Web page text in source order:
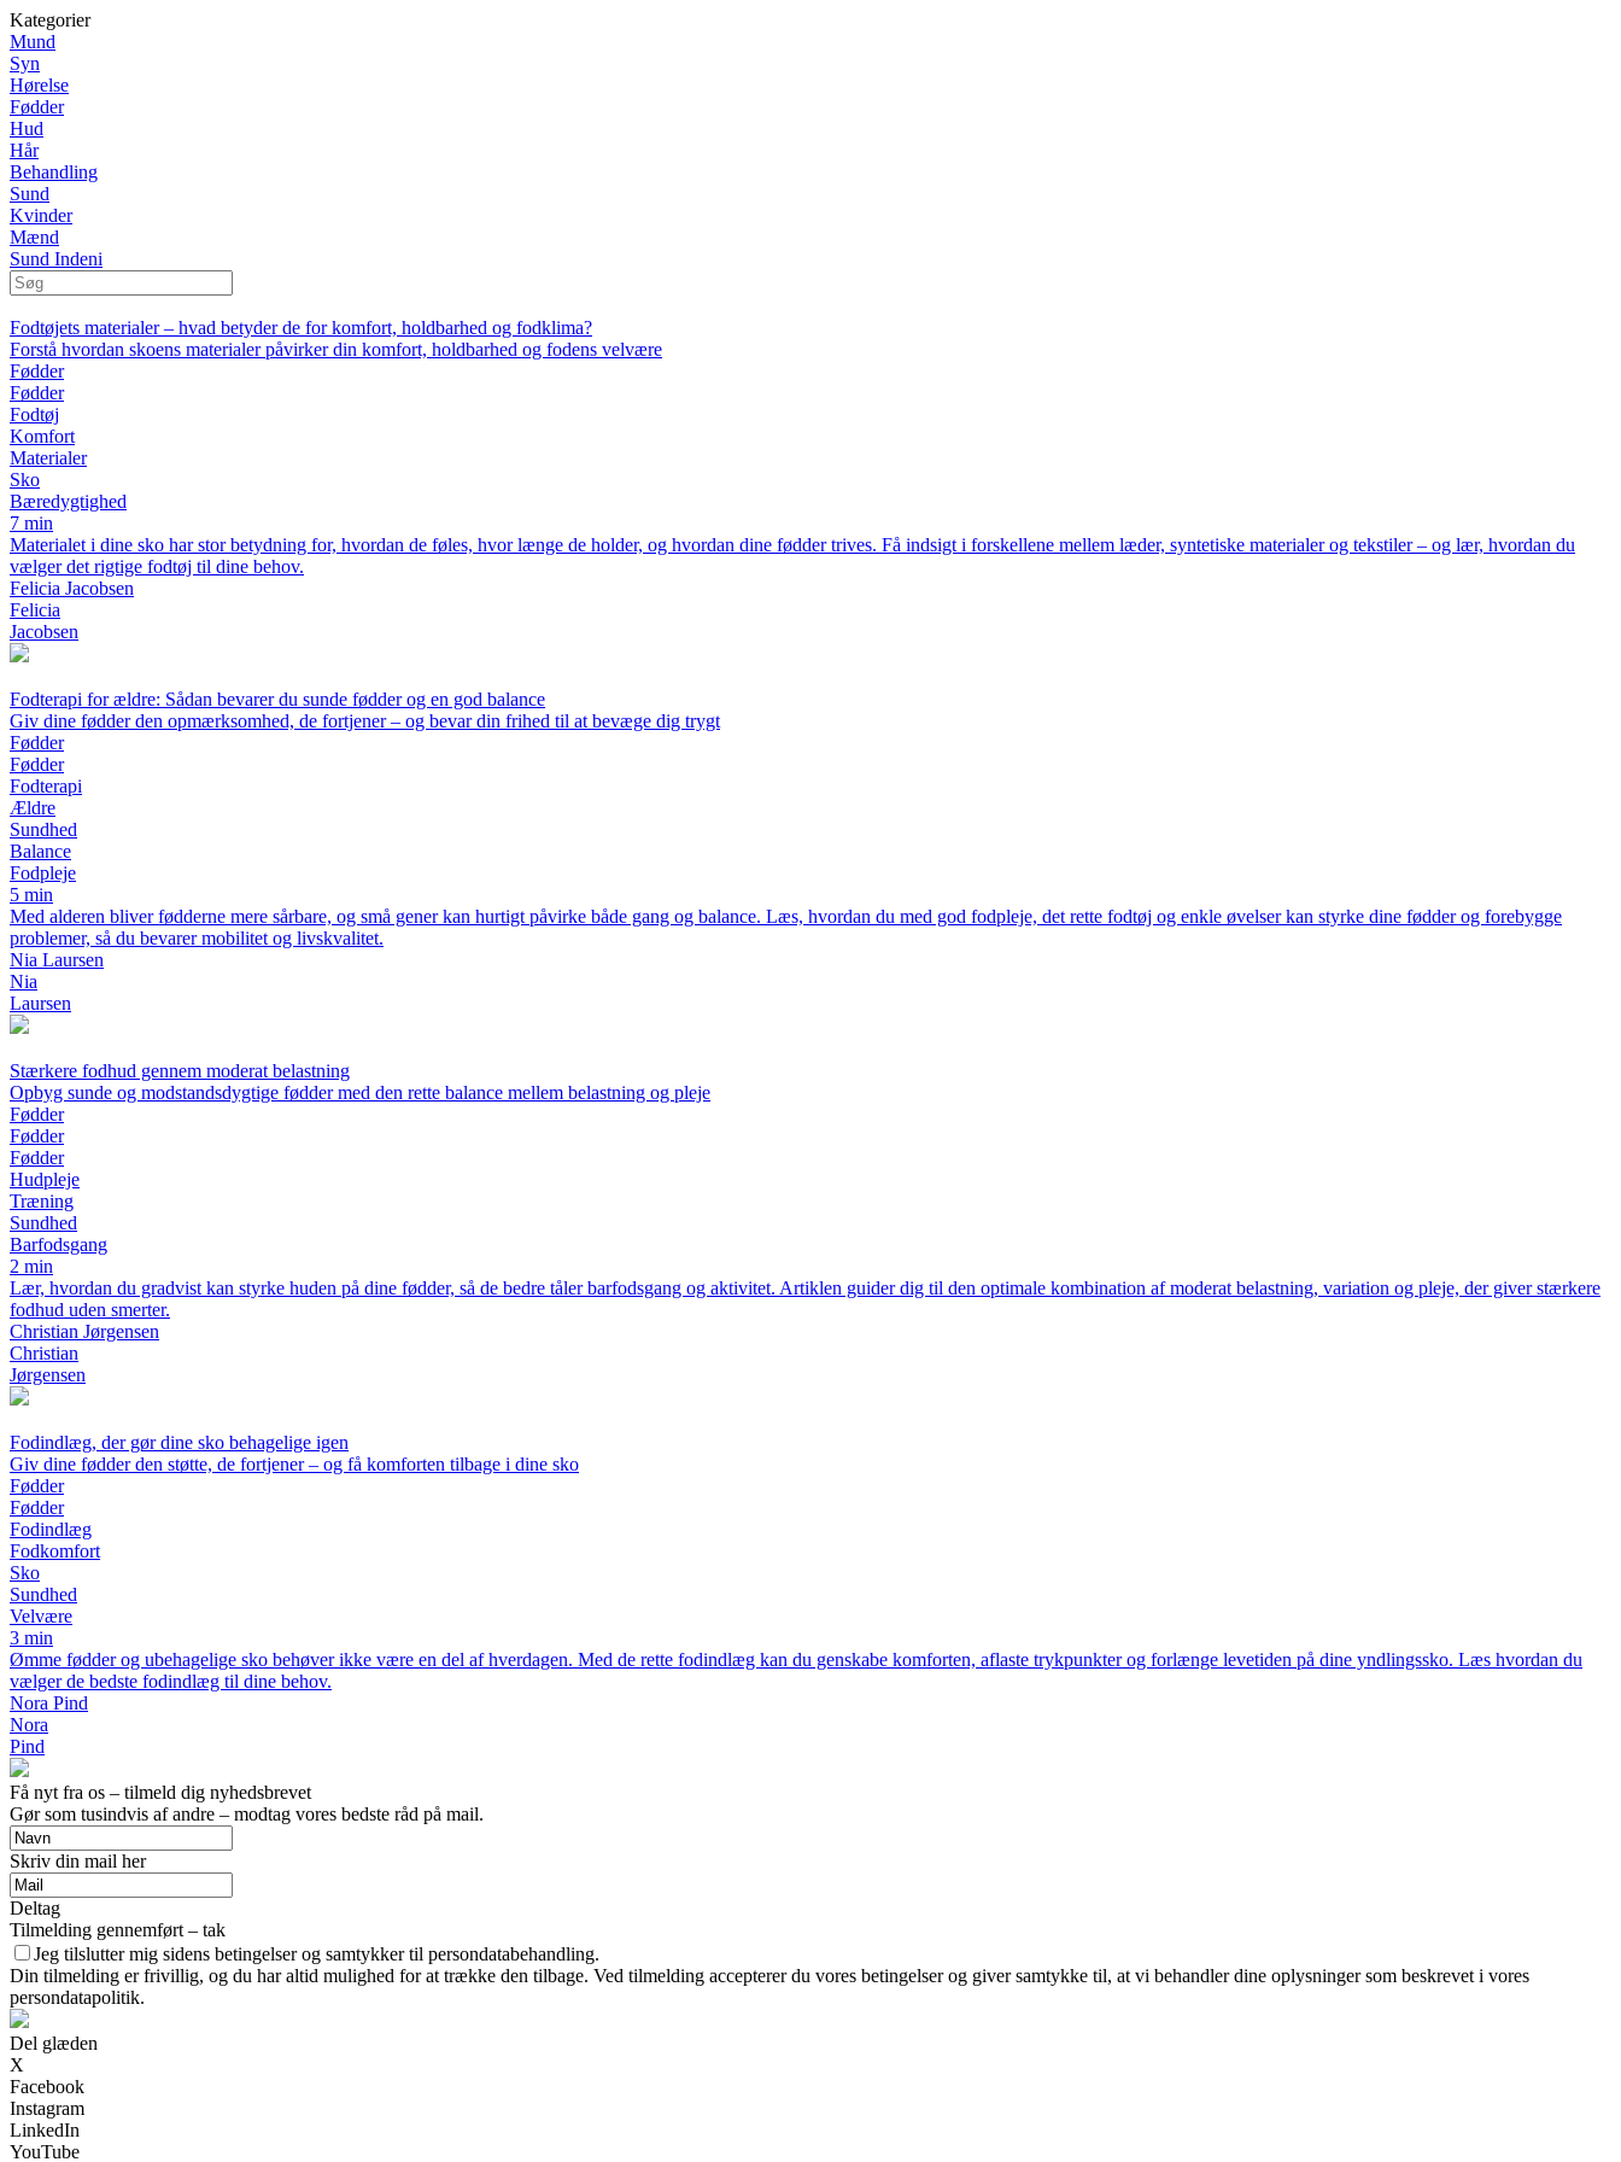
Kategorier
Mund
Syn
Hørelse
Fødder
Hud
Hår
Behandling
Sund
Kvinder
Mænd
Sund Indeni
Fodtøjets materialer – hvad betyder de for komfort, holdbarhed og fodklima?
Forstå hvordan skoens materialer påvirker din komfort, holdbarhed og fodens velvære
Fødder
Fødder
Fodtøj
Komfort
Materialer
Sko
Bæredygtighed
7 min
Materialet i dine sko har stor betydning for, hvordan de føles, hvor længe de holder, og hvordan dine fødder trives. Få indsigt i forskellene mellem læder, syntetiske materialer og tekstiler – og lær, hvordan du
vælger det rigtige fodtøj til dine behov.
Felicia Jacobsen
Felicia
Jacobsen
Fodterapi for ældre: Sådan bevarer du sunde fødder og en god balance
Giv dine fødder den opmærksomhed, de fortjener – og bevar din frihed til at bevæge dig trygt
Fødder
Fødder
Fodterapi
Ældre
Sundhed
Balance
Fodpleje
5 min
Med alderen bliver fødderne mere sårbare, og små gener kan hurtigt påvirke både gang og balance. Læs, hvordan du med god fodpleje, det rette fodtøj og enkle øvelser kan styrke dine fødder og forebygge
problemer, så du bevarer mobilitet og livskvalitet.
Nia Laursen
Nia
Laursen
Stærkere fodhud gennem moderat belastning
Opbyg sunde og modstandsdygtige fødder med den rette balance mellem belastning og pleje
Fødder
Fødder
Fødder
Hudpleje
Træning
Sundhed
Barfodsgang
2 min
Lær, hvordan du gradvist kan styrke huden på dine fødder, så de bedre tåler barfodsgang og aktivitet. Artiklen guider dig til den optimale kombination af moderat belastning, variation og pleje, der giver stærkere
fodhud uden smerter.
Christian Jørgensen
Christian
Jørgensen
Fodindlæg, der gør dine sko behagelige igen
Giv dine fødder den støtte, de fortjener – og få komforten tilbage i dine sko
Fødder
Fødder
Fodindlæg
Fodkomfort
Sko
Sundhed
Velvære
3 min
Ømme fødder og ubehagelige sko behøver ikke være en del af hverdagen. Med de rette fodindlæg kan du genskabe komforten, aflaste trykpunkter og forlænge levetiden på dine yndlingssko. Læs hvordan du
vælger de bedste fodindlæg til dine behov.
Nora Pind
Nora
Pind
Få nyt fra os – tilmeld dig nyhedsbrevet
Gør som tusindvis af andre – modtag vores bedste råd på mail.
Skriv din mail her
Deltag
Tilmelding gennemført – tak
Jeg tilslutter mig sidens betingelser og samtykker til persondatabehandling.
Din tilmelding er frivillig, og du har altid mulighed for at trække den tilbage. Ved tilmelding accepterer du vores betingelser og giver samtykke til, at vi behandler dine oplysninger som beskrevet i vores
persondatapolitik.
Del glæden
X
Facebook
Instagram
LinkedIn
YouTube